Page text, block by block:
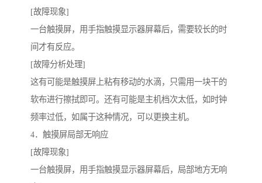
[故障现象]
一台触摸屏，用手指触摸显示器屏幕后，需要较长的时
间才有反应。
[故障分析处理]
这有可能是触摸屏上粘有移动的水滴，只需用一块干的
软布进行擦拭即可。还有可能是主机档次太低，如时钟
频率过低，如属于这种情况，可以更换主机。
4．触摸屏局部无响应
[故障现象]
一台触摸屏，用手指触摸显示器屏幕后，局部地方无响